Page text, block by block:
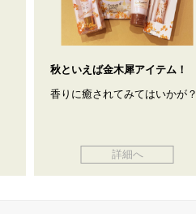
秋といえば金木犀アイテム！
香りに癒されてみてはいかが？
詳細へ